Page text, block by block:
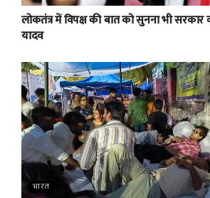
लोकतंत्र में विपक्ष की बात को सुनना भी
यादव
भारत